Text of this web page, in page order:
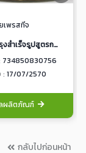
เพรสทีจ
ซอสผัดปรุงสำเร็จรูปสูตรกระเพรา
734850830756
: 17/07/2570
ผลิตภัณฑ์
กลับไปก่อนหน้า